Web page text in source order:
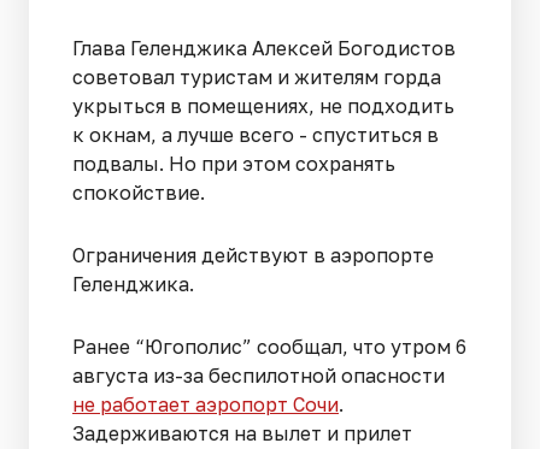
Глава Геленджика Алексей Богодистов
советовал туристам и жителям горда
укрыться в помещениях, не подходить
к окнам, а лучше всего - спуститься в
подвалы. Но при этом сохранять
спокойствие.
Ограничения действуют в аэропорте
Геленджика.
Ранее “Югополис” сообщал, что утром 6
августа из-за беспилотной опасности
не работает аэропорт Сочи.
Задерживаются на вылет и прилет